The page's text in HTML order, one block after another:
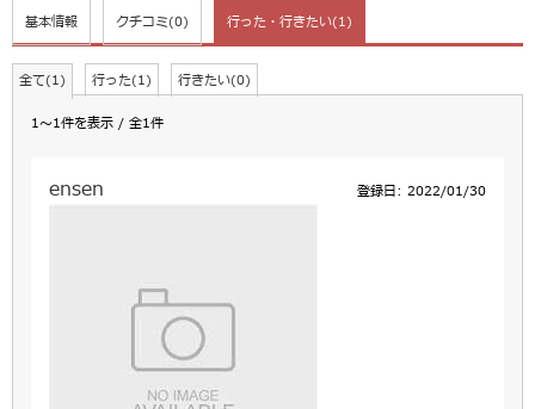
基本情報 クチコミ(0) 行った・行きたい(1)
全て(1) 行った(1) 行きたい(0)
1～1件を表示 / 全1件
ensen 登録日: 2022/01/30